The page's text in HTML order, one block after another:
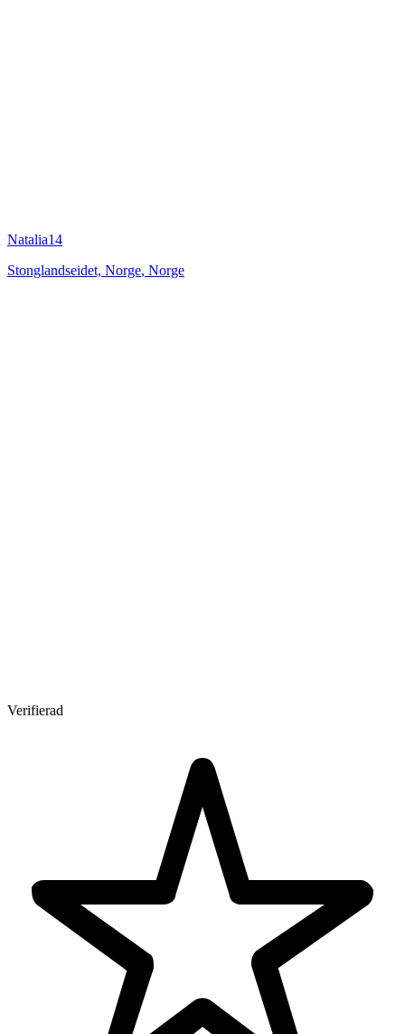
Natalia14
Stonglandseidet, Norge, Norge
Verifierad